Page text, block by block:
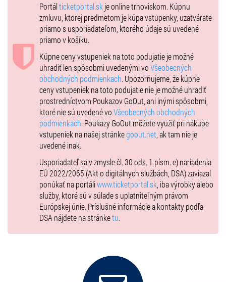
Portálticketportal.sk je online trhoviskom. Kúpnu
zmluvu, ktorej predmetom je kúpa vstupenky, uzatvárate
priamo s usporiadateľom, ktorého údaje sú uvedené
priamo v košíku.
Kúpne ceny vstupeniek na toto podujatie je možné
uhradiť len spôsobmi uvedenými voVšeobecných
obchodných podmienkach. Upozorňujeme, že kúpne
ceny vstupeniek na toto podujatie nie je možné uhradiť
prostredníctvom Poukazov GoOut, ani inými spôsobmi,
ktoré nie sú uvedené voVšeobecných obchodných
podmienkach. Poukazy GoOut môžete využiť pri nákupe
vstupeniek na našej stránkegoout.net , ak tam nie je
uvedené inak.
Usporiadateľ sa v zmysle čl. 30 ods. 1 písm. e) nariadenia
EÚ 2022/2065 (Akt o digitálnych službách, DSA) zaviazal
ponúkať na portáliwww.ticketportal.sk , iba výrobky alebo
služby, ktoré sú v súlade s uplatniteľným právom
Európskej únie. Príslušné informácie a kontakty podľa
DSA nájdete na stránketu.